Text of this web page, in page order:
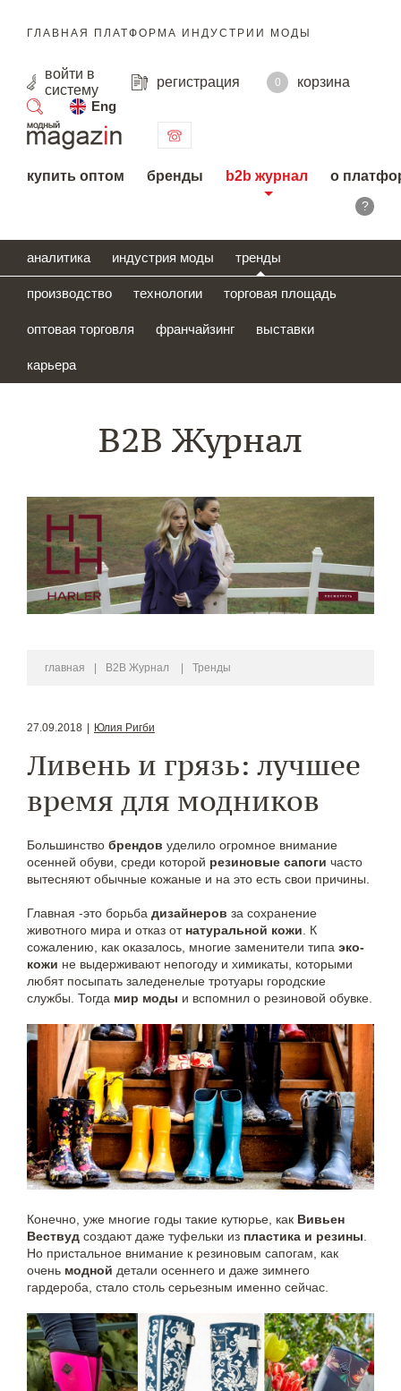
ГЛАВНАЯ ПЛАТФОРМА ИНДУСТРИИ МОДЫ
войти в
систему
регистрация 0
корзина
Eng
поиск
купить оптом бренды b2b журнал о
?
аналитика индустрия моды тренды
производство технологии торговая площадь
оптовая торговля франчайзинг выставки
карьера
B2B Журнал
главная B2B Журнал Тренды
27.09.2018 Юлия Ригби
Ливень и грязь: лучшее
время для модников
Большинство брендов уделило огромное внимание
осенней обуви, среди которой резиновые сапоги часто
вытесняют обычные кожаные и на это есть свои причины.
Главная -это борьба дизайнеров за сохранение
животного мира и отказ от натуральной кожи . К
сожалению, как оказалось, многие заменители типа эко-
кожи не выдерживают непогоду и химикаты, которыми
любят посыпать заледенелые тротуары городские
службы. Тогда мир моды и вспомнил о резиновой обувке.
Конечно, уже многие годы такие кутюрье, как Вивьен
Вествуд создают даже туфельки из пластика и резины.
Но пристальное внимание к резиновым сапогам, как
очень модной детали осеннего и даже зимнего
гардероба, стало столь серьезным именно сейчас.